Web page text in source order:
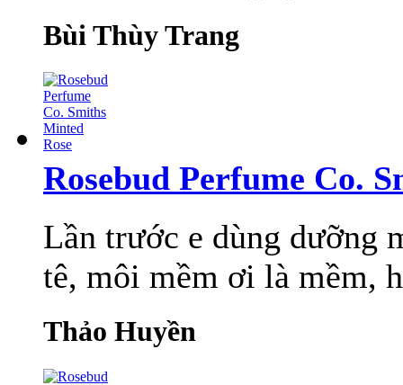
Bùi Thùy Trang
Rosebud Perfume Co.
Lần trước e dùng dưỡng
tê, môi mềm ơi là mềm,
Thảo Huyền